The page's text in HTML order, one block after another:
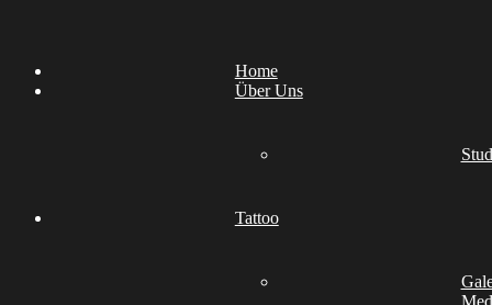
Home
Über Uns
Tattoo